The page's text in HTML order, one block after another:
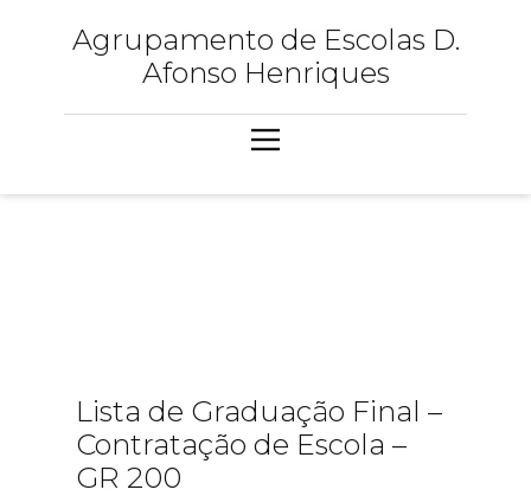
Agrupamento de Escolas D.
Afonso Henriques
Lista de Graduação Final –
Contratação de Escola –
GR 200